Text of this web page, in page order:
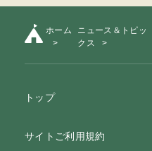
ホーム
ニュース＆トピッ
クス
トップ
サイトご利用規約